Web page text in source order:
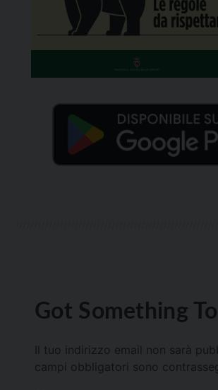
Got Something
Il tuo indirizzo email non sarà
campi obbligatori sono